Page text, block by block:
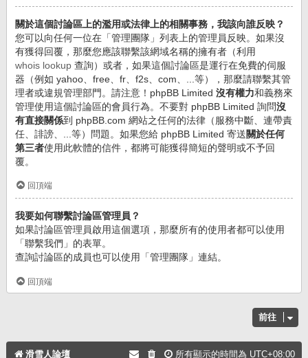
關於這個討論區上的濫用或法律上的相關事務，我該向誰反映？
您可以向任何一位在「管理團隊」列表上的管理員反映。如果沒
有獲得回覆，那麼您應該聯繫該網域名稱的擁有者（利用
whois lookup 查詢）或者，如果這個討論區是運行在免費的伺服
器（例如 yahoo、free、fr、f2s、com、...等），那麼請聯繫其管
理者或違規管理部門。請注意！phpBB Limited 沒有權力和義務來
管理使用這個討論區的會員行為。不要對 phpBB Limited 詢問沒
有直接關係到 phpBB.com 網站之任何的法律（服務中斷、連帶責
任、誹謗、...等）問題。如果您給 phpBB Limited 寄送關於任何
第三者使用此軟體的信件，都將可能獲得簡短的聲明或不予回
覆。
回頂端
我要如何聯繫討論區管理員？
如果討論區管理員啟用這個選項，那麼所有的使用者都可以使用
「聯繫我們」的表單。
查詢討論區的成員也可以使用「管理團隊」連結。
回頂端
前往
滑雪人論壇 所有顯示的時間為 UTC+08:00